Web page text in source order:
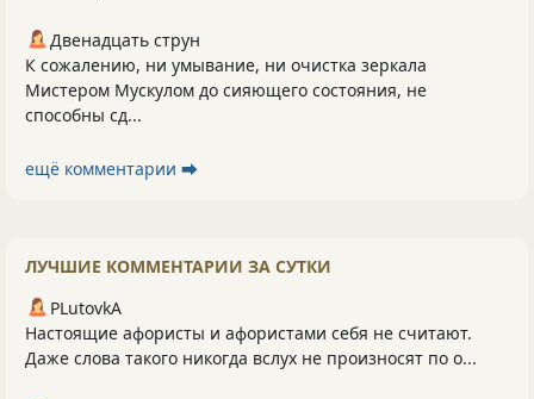
Двенадцать струн
К сожалению, ни умывание, ни очистка зеркала
Мистером Мускулом до сияющего состояния, не
способны сд...
ещё комментарии ⮕
ЛУЧШИЕ КОММЕНТАРИИ ЗА СУТКИ
PLutоvkА
Настоящие афористы и афористами себя не считают.
Даже слова такого никогда вслух не произносят по о...